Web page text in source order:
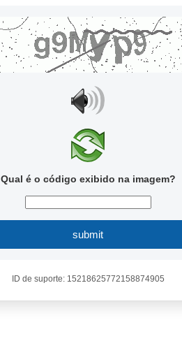
Qual é o código exibido na imagem?
submit
ID de suporte: 15218625772158874905